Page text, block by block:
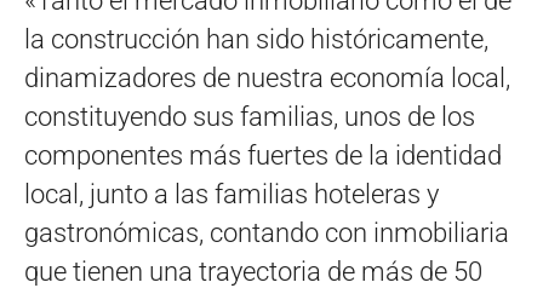
la construcción han sido históricamente,
dinamizadores de nuestra economía local,
constituyendo sus familias, unos de los
componentes más fuertes de la identidad
local, junto a las familias hoteleras y
gastronómicas, contando con inmobiliaria
que tienen una trayectoria de más de 50